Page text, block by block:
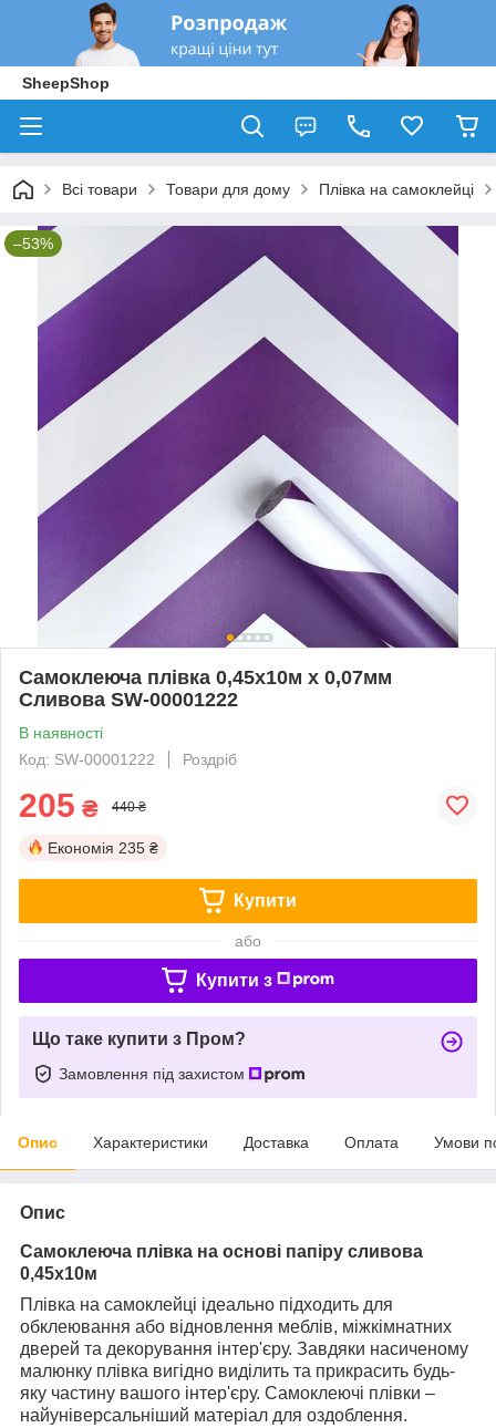
SheepShop
Всі товари Товари для дому Плівка на самоклейці
–53%
Самоклеюча плівка 0,45х10м х 0,07мм
Сливова SW-00001222
В наявності
Код: SW-00001222
Роздріб
205 ₴ 440 ₴
Економія 235 ₴
Купити
або
Купити з
Що таке купити з Пром?
Замовлення під захистом
Опис Характеристики Доставка Оплата Умови
Опис
Самоклеюча плівка на основі папіру сливова
0,45х10м
Плівка на самоклейці ідеально підходить для
обклеювання або відновлення меблів, міжкімнатних
дверей та декорування інтер'єру. Завдяки насиченому
малюнку плівка вигідно виділить та прикрасить будь-
яку частину вашого інтер'єру. Самоклеючі плівки –
найуніверсальніший матеріал для оздоблення.